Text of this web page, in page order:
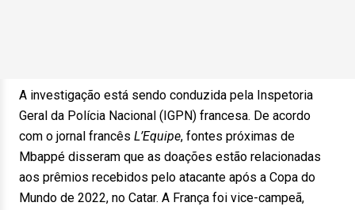
A investigação está sendo conduzida pela Inspetoria
Geral da Polícia Nacional (IGPN) francesa. De acordo
com o jornal francês L’Equipe, fontes próximas de
Mbappé disseram que as doações estão relacionadas
aos prêmios recebidos pelo atacante após a Copa do
Mundo de 2022, no Catar. A França foi vice-campeã,